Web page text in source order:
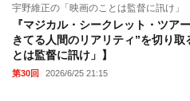
宇野維正の「映画のことは監督に訊け」
『マジカル・シークレット・ツア
きてる人間のリアリティ”を切り
とは監督に訊け」】
第30回 2026/6/25 21:15